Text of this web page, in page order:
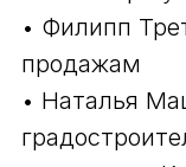
• Филипп
продажам
• Наталья